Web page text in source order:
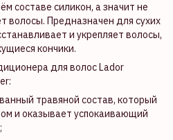
составе силикон, а значит не
волосы. Предназначен для сухих
и укрепляет волосы,
кончики.
для волос Lador
травяной состав, который
и оказывает успокаивающий